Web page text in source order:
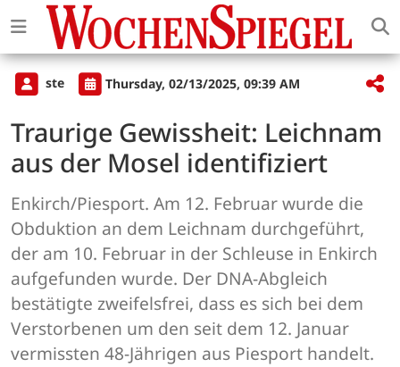
ste Thursday, 02/13/2025, 09:39 AM
Traurige Gewissheit: Leichnam
aus der Mosel identifiziert
Enkirch/Piesport. Am 12. Februar wurde die
Obduktion an dem Leichnam durchgeführt,
der am 10. Februar in der Schleuse in Enkirch
aufgefunden wurde. Der DNA-Abgleich
bestätigte zweifelsfrei, dass es sich bei dem
Verstorbenen um den seit dem 12. Januar
vermissten 48-Jährigen aus Piesport handelt.